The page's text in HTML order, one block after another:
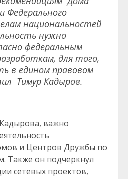
Федерального
национальностей
нужно
федеральным
для того,
в едином правовом
Тимур Кадыров.
важно
и Центров Дружбы по
Также он подчеркнул
сетевых проектов,